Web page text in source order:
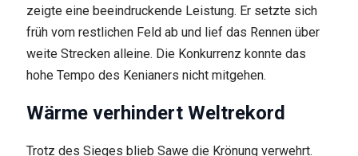
zeigte eine beeindruckende Leistung. Er setzte sich
früh vom restlichen Feld ab und lief das Rennen über
weite Strecken alleine. Die Konkurrenz konnte das
hohe Tempo des Kenianers nicht mitgehen.
Wärme verhindert Weltrekord
Trotz des Sieges blieb Sawe die Krönung verwehrt.